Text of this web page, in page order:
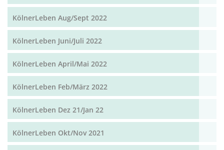
KölnerLeben Aug/Sept 2022
KölnerLeben Juni/Juli 2022
KölnerLeben April/Mai 2022
KölnerLeben Feb/März 2022
KölnerLeben Dez 21/Jan 22
KölnerLeben Okt/Nov 2021